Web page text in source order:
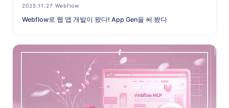
2025.11.27 Webflow
Webflow로 웹 앱 개발이 왔다! App Gen을 써 봤다